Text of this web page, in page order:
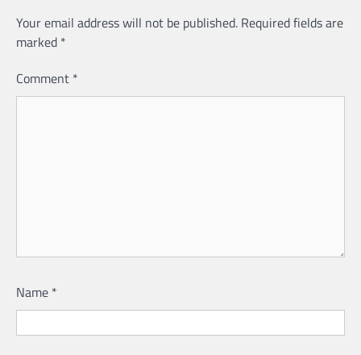
Your email address will not be published. Required fields are
marked *
Comment *
Name *